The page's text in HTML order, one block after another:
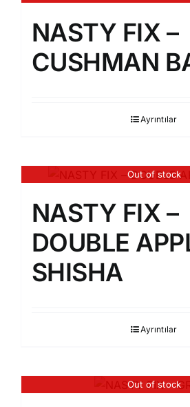
NASTY FIX –
CUSHMAN
Ayrıntılar
Out of stock
NASTY FIX –
DOUBLE
SHISHA
Ayrıntılar
Out of stock